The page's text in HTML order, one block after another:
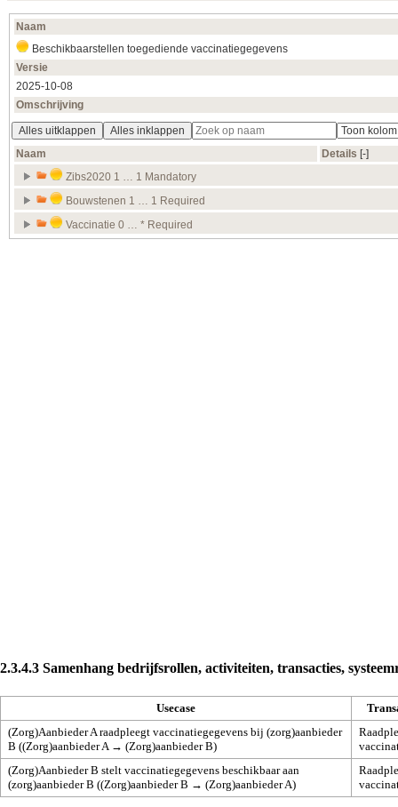
2.3.4.3 Samenhang bedrijfsrollen, activiteiten, transacties,
Usecase
(Zorg)Aanbieder A raadpleegt vaccinatiegegevens bij (zorg)aanbieder
B ((Zorg)aanbieder A → (Zorg)aanbieder B)
(Zorg)Aanbieder B stelt vaccinatiegegevens beschikbaar aan
(zorg)aanbieder B ((Zorg)aanbieder B → (Zorg)aanbieder A)